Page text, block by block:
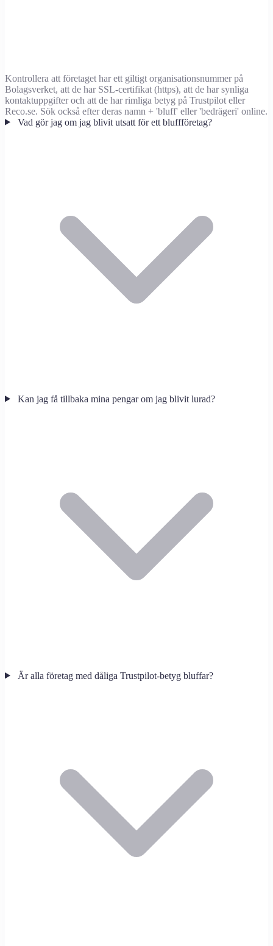
Kontrollera att företaget har ett giltigt organisationsnummer på
Bolagsverket, att de har SSL-certifikat (https), att de har synliga
kontaktuppgifter och att de har rimliga betyg på Trustpilot eller
Reco.se. Sök också efter deras namn + 'bluff' eller 'bedrägeri' online.
Vad gör jag om jag blivit utsatt för ett bluffföretag?
Kan jag få tillbaka mina pengar om jag blivit lurad?
Är alla företag med dåliga Trustpilot-betyg bluffar?